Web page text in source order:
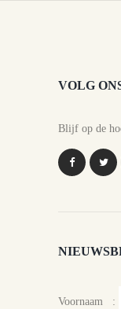
VOLG
Blijf op de
Voornaam :